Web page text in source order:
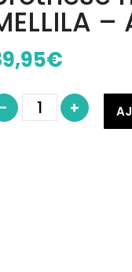
–
€
- quantité
Maillot
+